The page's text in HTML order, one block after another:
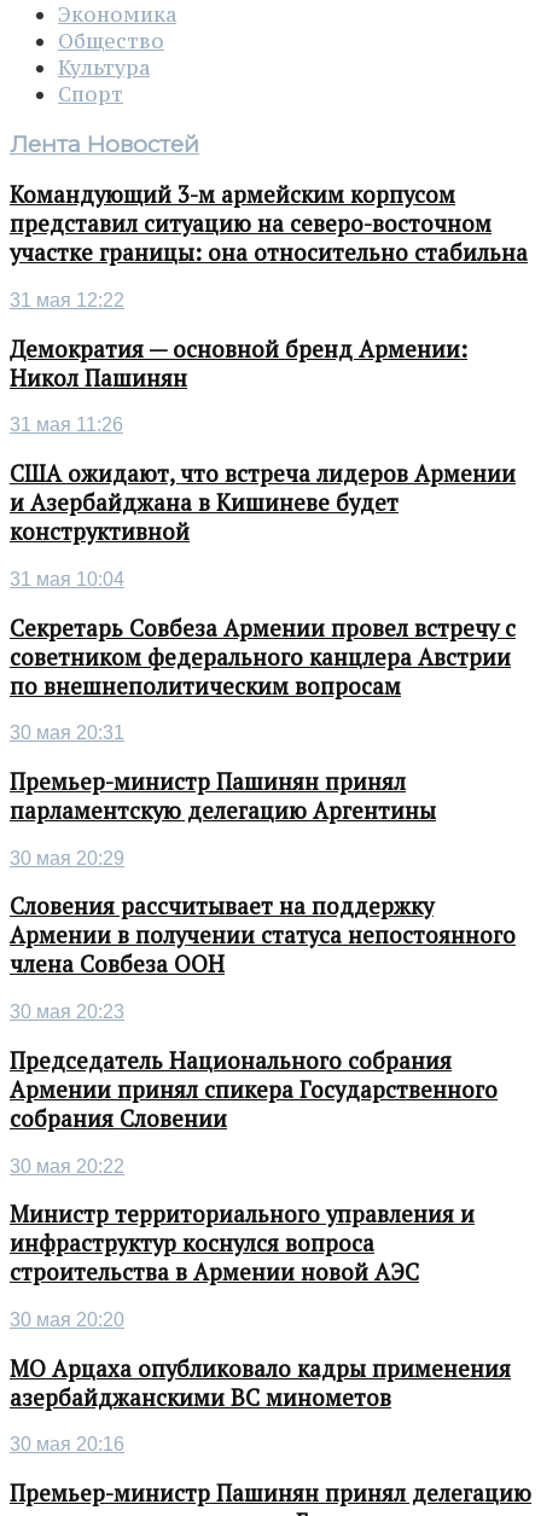
Экономика
Общество
Культура
Спорт
Лента Новостей
Командующий 3-м армейским корпусом
представил ситуацию на северо-восточном
участке границы: она относительно стабильна
31 мая 12:22
Демократия — основной бренд Армении:
Никол Пашинян
31 мая 11:26
США ожидают, что встреча лидеров Армении
и Азербайджана в Кишиневе будет
конструктивной
31 мая 10:04
Секретарь Совбеза Армении провел встречу с
советником федерального канцлера Австрии
по внешнеполитическим вопросам
30 мая 20:31
Премьер-министр Пашинян принял
парламентскую делегацию Аргентины
30 мая 20:29
Словения рассчитывает на поддержку
Армении в получении статуса непостоянного
члена Совбеза ООН
30 мая 20:23
Председатель Национального собрания
Армении принял спикера Государственного
собрания Словении
30 мая 20:22
Министр территориального управления и
инфраструктур коснулся вопроса
строительства в Армении новой АЭС
30 мая 20:20
МО Арцаха опубликовало кадры применения
азербайджанскими ВС минометов
30 мая 20:16
Премьер-министр Пашинян принял делегацию